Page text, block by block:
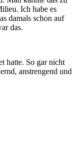
Ich habe es
damals schon auf
das.
hatte. So gar nicht
anstrengend und